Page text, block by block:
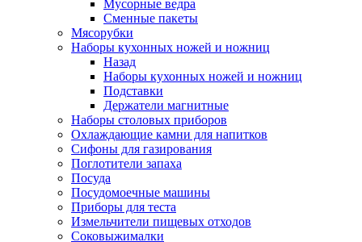
Мусорные ведра
Сменные пакеты
Мясорубки
Наборы кухонных ножей и ножниц
Назад
Наборы кухонных ножей и ножниц
Подставки
Держатели магнитные
Наборы столовых приборов
Охлаждающие камни для напитков
Сифоны для газирования
Поглотители запаха
Посуда
Посудомоечные машины
Приборы для теста
Измельчители пищевых отходов
Cоковыжималки